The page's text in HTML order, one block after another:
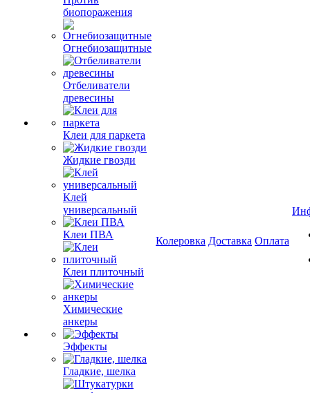
биопоражения
Огнебиозащитные
Отбеливатели
древесины
Клеи для паркета
Жидкие гвозди
Клей
универсальный
Клеи ПВА
Клеи плиточный
Химические
анкеры
Эффекты
Гладкие, шелка
Колеровка Доставка Оплата